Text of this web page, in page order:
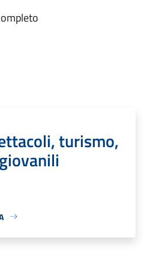
turismo,